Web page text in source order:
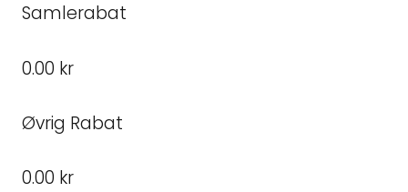
Samlerabat
0.00 kr
Øvrig Rabat
0.00 kr